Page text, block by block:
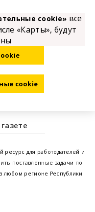
для работодателей и
поставленные задачи по
любом регионе Республики
cookie» все
«Карты», будут
cookie